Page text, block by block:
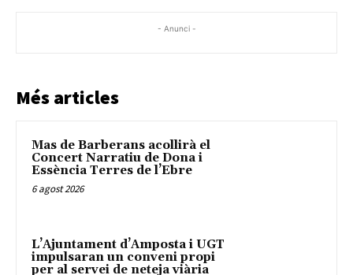
- Anunci -
Més articles
Mas de Barberans acollirà el
Concert Narratiu de Dona i
Essència Terres de l’Ebre
6 agost 2026
L’Ajuntament d’Amposta i UGT
impulsaran un conveni propi
per al servei de neteja viària